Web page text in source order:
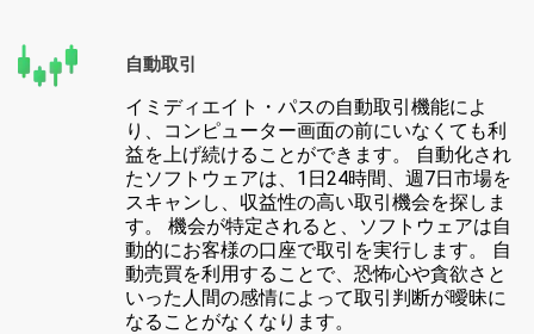
自動取引
イミディエイト・パスの自動取引機能によ
り、コンピューター画面の前にいなくても利
益を上げ続けることができます。 自動化され
たソフトウェアは、1日24時間、週7日市場を
スキャンし、収益性の高い取引機会を探しま
す。 機会が特定されると、ソフトウェアは自
動的にお客様の口座で取引を実行します。 自
動売買を利用することで、恐怖心や貪欲さと
いった人間の感情によって取引判断が曖昧に
なることがなくなります。